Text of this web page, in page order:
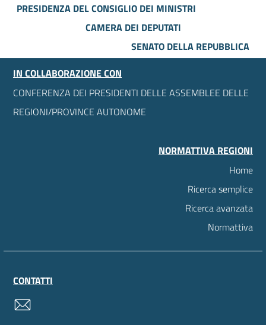
PRESIDENZA DEL CONSIGLIO DEI MINISTRI
CAMERA DEI DEPUTATI
SENATO DELLA REPUBBLICA
IN COLLABORAZIONE CON
CONFERENZA DEI PRESIDENTI DELLE ASSEMBLEE DELLE
REGIONI/PROVINCE AUTONOME
NORMATTIVA REGIONI
Home
Ricerca semplice
Ricerca avanzata
Normattiva
CONTATTI